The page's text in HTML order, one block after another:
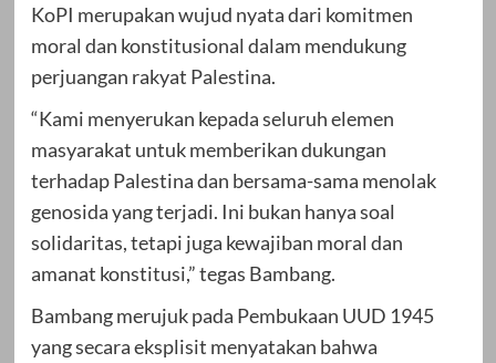
KoPI merupakan wujud nyata dari komitmen
moral dan konstitusional dalam mendukung
perjuangan rakyat Palestina.
“Kami menyerukan kepada seluruh elemen
masyarakat untuk memberikan dukungan
terhadap Palestina dan bersama-sama menolak
genosida yang terjadi. Ini bukan hanya soal
solidaritas, tetapi juga kewajiban moral dan
amanat konstitusi,” tegas Bambang.
Bambang merujuk pada Pembukaan UUD 1945
yang secara eksplisit menyatakan bahwa